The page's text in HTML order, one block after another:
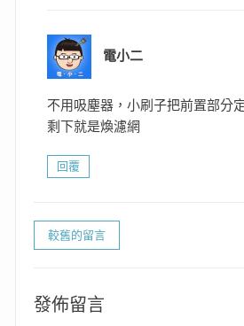
電小二
不用吸塵器，小刷子把前置部分
剩下就是煥濾網
回覆
留
言
覽
較舊的留言
發佈留言